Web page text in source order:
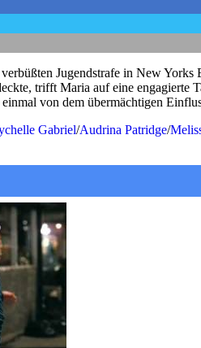
Jugendstrafe in New
trifft Maria auf eine
von dem übermächtigen
Gabriel/Audrina Patridge/